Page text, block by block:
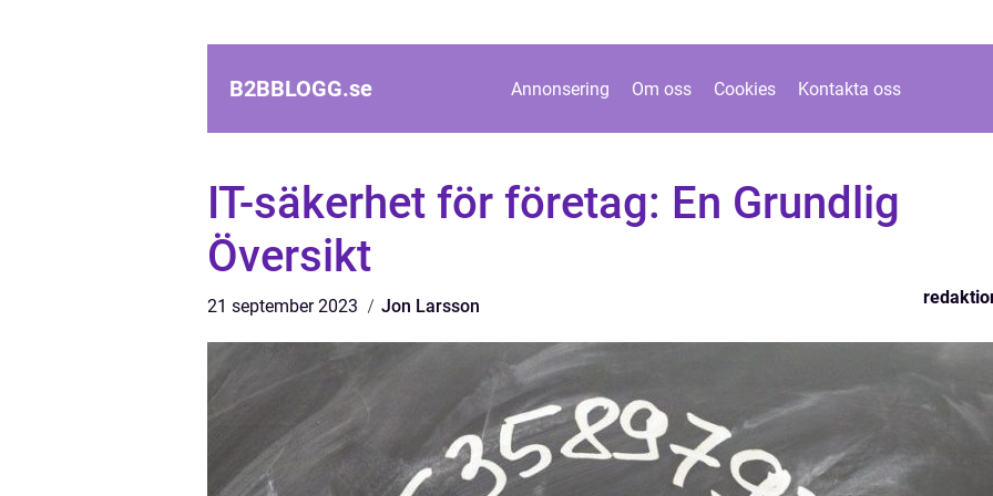
B2BBLOGG.se Annonsering Om oss Cookies Kontakta oss
IT-säkerhet för företag: En Grundlig
Översikt
21 september 2023 Jon Larsson